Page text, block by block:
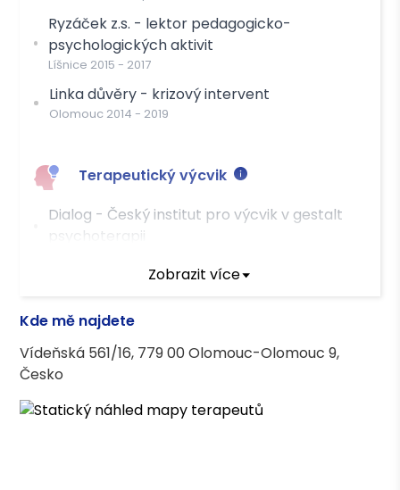
Ryzáček z.s. - lektor pedagogicko-
psychologických aktivit
Líšnice 2015 - 2017
Linka důvěry - krizový intervent
Olomouc 2014 - 2019
Terapeutický výcvik
Dialog - Český institut pro výcvik v gestalt
psychoterapii
Psycholog ve zdravotnictví
Telefonická krizová intervence
Hipoterapie v psychologii a psychiatrii
Zobrazit více
Kde mě najdete
Vídeňská 561/16, 779 00 Olomouc-Olomouc 9,
Česko